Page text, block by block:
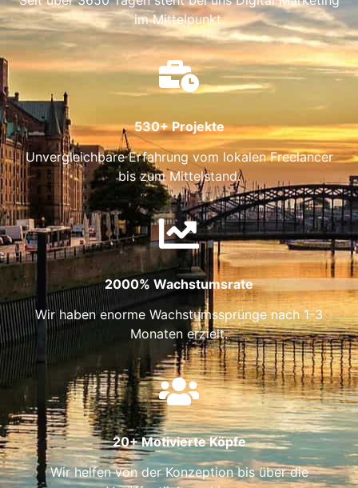
im Mittelpunkt.
530+ Projekte
Unvergleichbare Erfahrung vom lokalen Freelancer
bis zum Mittelstand.
2000% Wachstumsrate
Wir haben enorme Wachstumssprünge nach 1-3
Monaten erzielt.
20+ Motivierte Köpfe
Wir helfen von der Konzeption bis über die